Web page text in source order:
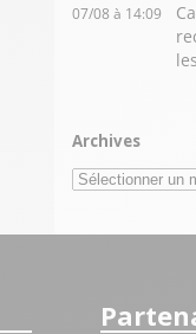
07/08 à 14:09
Archives
Archives